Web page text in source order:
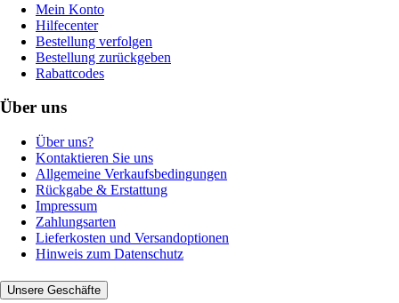
Mein Konto
Hilfecenter
Bestellung verfolgen
Bestellung zurückgeben
Rabattcodes
Über uns
Über uns?
Kontaktieren Sie uns
Allgemeine Verkaufsbedingungen
Rückgabe & Erstattung
Impressum
Zahlungsarten
Lieferkosten und Versandoptionen
Hinweis zum Datenschutz
Unsere Geschäfte